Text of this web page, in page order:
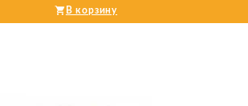
В корзину